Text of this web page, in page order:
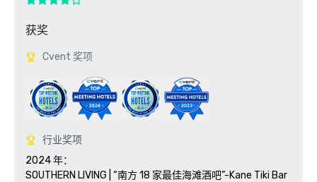
获奖
Cvent 奖项
行业奖项
2024 年：
SOUTHERN LIVING | “南方 18 家最佳海滩酒吧”-Kane Tiki Bar